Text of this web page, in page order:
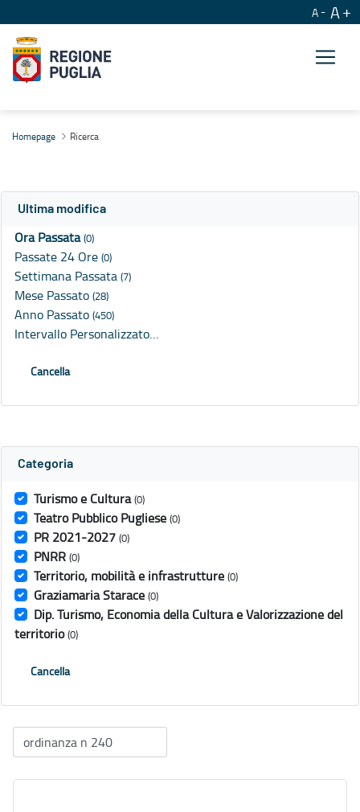
A A
Homepage Ricerca
Ultima modifica
Ora Passata(0)
Passate 24 Ore (0)
Settimana Passata (7)
Mese Passato (28)
Anno Passato (450)
Intervallo Personalizzato…
Cancella
Categoria
Turismo e Cultura (0)
Teatro Pubblico Pugliese (0)
PR 2021-2027 (0)
PNRR (0)
Territorio, mobilità e infrastrutture (0)
Graziamaria Starace (0)
Dip. Turismo, Economia della Cultura e Valorizzazione del
territorio (0)
Cancella